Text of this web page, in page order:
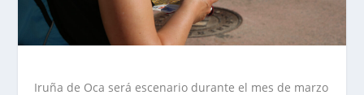
Iruña de Oca será escenario durante el mes de marzo